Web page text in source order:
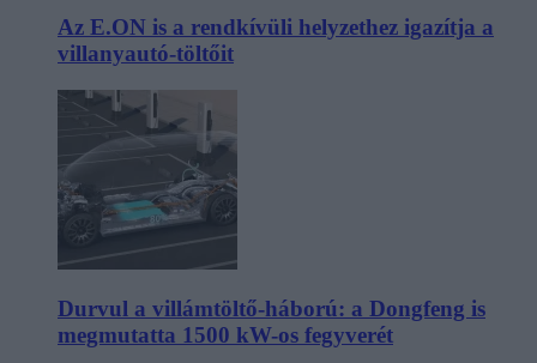
Az E.ON is a rendkívüli helyzethez igazítja a
villanyautó-töltőit
Durvul a villámtöltő-háború: a Dongfeng is
megmutatta 1500 kW-os fegyverét